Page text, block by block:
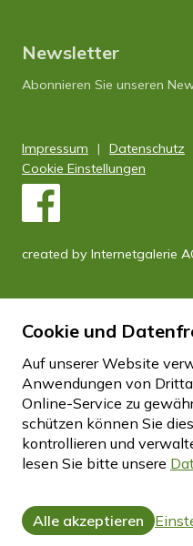
Newsletter
Abonnieren Sie unseren
Impressum Datenschutz
Cookie Einstellungen
created by Internetgalerie
Cookie und
Auf unserer Website
Anwendungen von
Online-Service zu
schützen können Sie
kontrollieren und
lesen Sie bitte unsere
Alle akzeptieren